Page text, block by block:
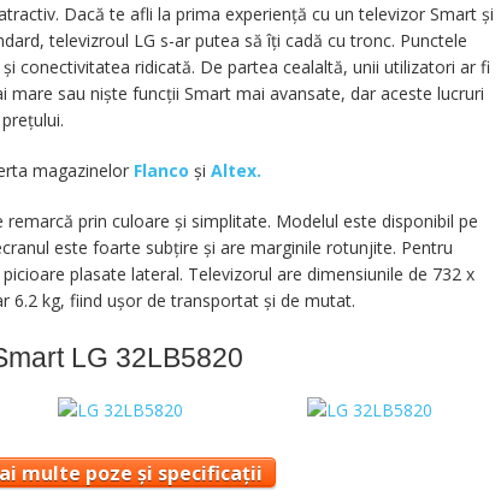
Dacă te afli la prima experiență cu un televizor Smart și
televizroul LG s-ar putea să îți cadă cu tronc. Punctele
conectivitatea ridicată. De partea cealaltă, unii utilizatori ar fi
mare sau niște funcții Smart mai avansate, dar aceste lucruri
magazinelor Flanco și Altex.
remarcă prin culoare și simplitate. Modelul este disponibil pe
este foarte subțire și are marginile rotunjite. Pentru
plasate lateral. Televizorul are dimensiunile de 732 x
6.2 kg, fiind ușor de transportat și de mutat.
LG 32LB5820
multe poze și specificații